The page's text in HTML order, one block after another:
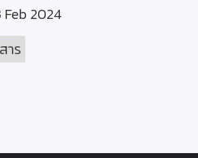
Feb 2024
าร